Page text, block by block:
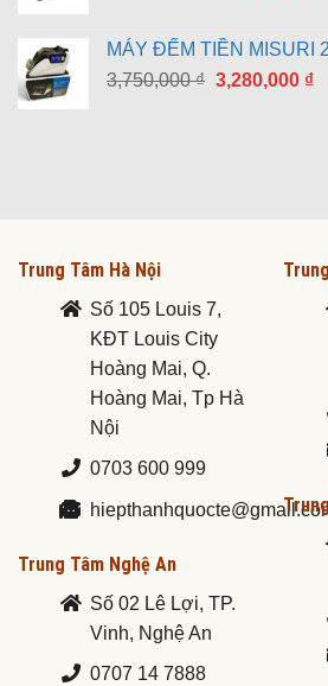
là:
3,870,000 ₫.
MÁY ĐẾM TIỀN MISURI
3,750,000₫ Giá
3,280,000 ₫
Trung Tâm Hà Nội
Số 105 Louis 7,
KĐT Louis City
Hoàng Mai, Q.
Hoàng Mai, Tp Hà
Nội
0703 600 999
Trung Tâm Nghệ An
Số 02 Lê Lợi, TP.
Vinh, Nghệ An
0707 14 7888